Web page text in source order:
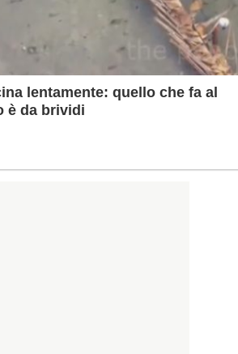
lentamente: quello che fa al
è da brividi